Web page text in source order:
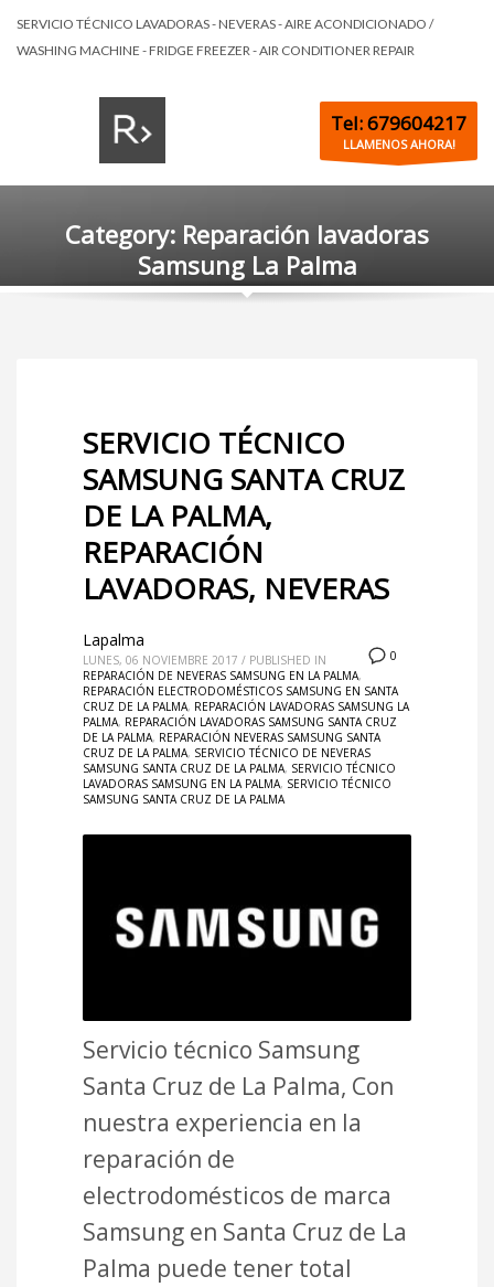
SERVICIO TÉCNICO LAVADORAS - NEVERAS - AIRE ACONDICIONADO /
WASHING MACHINE - FRIDGE FREEZER - AIR CONDITIONER REPAIR
Tel: 679604217
LLAMENOS AHORA!
Category: Reparación lavadoras
Samsung La Palma
SERVICIO TÉCNICO
SAMSUNG SANTA CRUZ
DE LA PALMA,
REPARACIÓN
LAVADORAS, NEVERAS
0
Lapalma
LUNES, 06 NOVIEMBRE 2017 / PUBLISHED IN
REPARACIÓN DE NEVERAS SAMSUNG EN LA PALMA,
REPARACIÓN ELECTRODOMÉSTICOS SAMSUNG EN SANTA
CRUZ DE LA PALMA, REPARACIÓN LAVADORAS SAMSUNG LA
PALMA, REPARACIÓN LAVADORAS SAMSUNG SANTA CRUZ
DE LA PALMA, REPARACIÓN NEVERAS SAMSUNG SANTA
CRUZ DE LA PALMA, SERVICIO TÉCNICO DE NEVERAS
SAMSUNG SANTA CRUZ DE LA PALMA, SERVICIO TÉCNICO
LAVADORAS SAMSUNG EN LA PALMA, SERVICIO TÉCNICO
SAMSUNG SANTA CRUZ DE LA PALMA
Servicio técnico Samsung
Santa Cruz de La Palma, Con
nuestra experiencia en la
reparación de
electrodomésticos de marca
Samsung en Santa Cruz de La
Palma puede tener total